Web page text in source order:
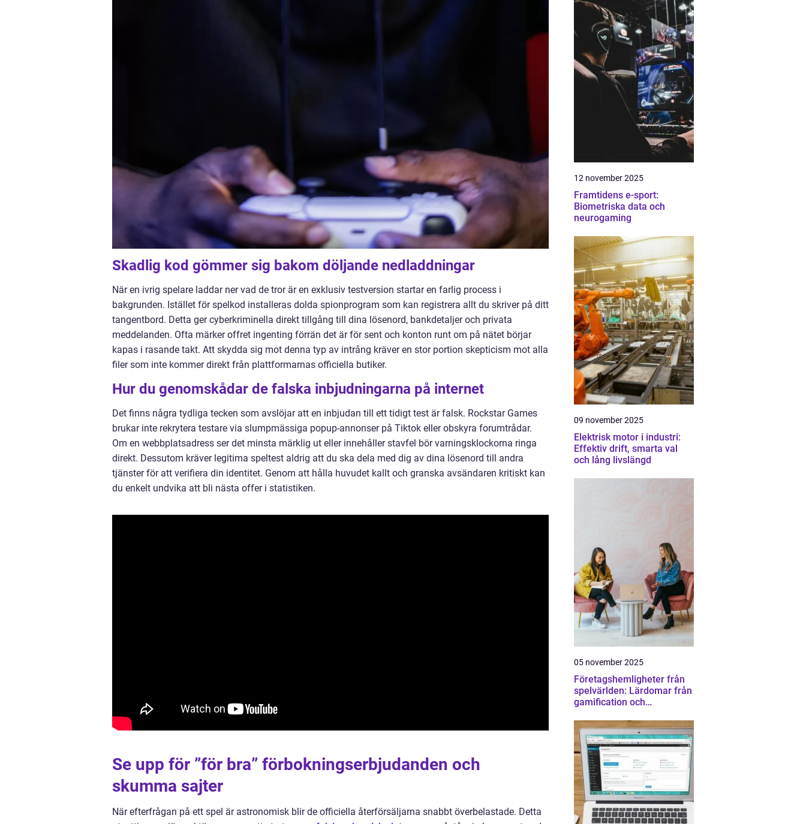
Skadlig kod gömmer sig bakom döljande nedladdningar
När en ivrig spelare laddar ner vad de tror är en exklusiv testversion startar en farlig process i
bakgrunden. Istället för spelkod installeras dolda spionprogram som kan registrera allt du skriver på ditt
tangentbord. Detta ger cyberkriminella direkt tillgång till dina lösenord, bankdetaljer och privata
meddelanden. Ofta märker offret ingenting förrän det är för sent och konton runt om på nätet börjar
kapas i rasande takt. Att skydda sig mot denna typ av intrång kräver en stor portion skepticism mot alla
filer som inte kommer direkt från plattformarnas officiella butiker.
Hur du genomskådar de falska inbjudningarna på internet
Det finns några tydliga tecken som avslöjar att en inbjudan till ett tidigt test är falsk. Rockstar Games
brukar inte rekrytera testare via slumpmässiga popup-annonser på Tiktok eller obskyra forumtrådar.
Om en webbplatsadress ser det minsta märklig ut eller innehåller stavfel bör varningsklockorna ringa
direkt. Dessutom kräver legitima speltest aldrig att du ska dela med dig av dina lösenord till andra
tjänster för att verifiera din identitet. Genom att hålla huvudet kallt och granska avsändaren kritiskt kan
du enkelt undvika att bli nästa offer i statistiken.
Se upp för ”för bra” förbokningserbjudanden och
skumma sajter
När efterfrågan på ett spel är astronomisk blir de officiella återförsäljarna snabbt överbelastade. Detta
12 november 2025
Framtidens e-sport:
Biometriska data och
neurogaming
09 november 2025
Elektrisk motor i industri:
Effektiv drift, smarta val
och lång livslängd
05 november 2025
Företagshemligheter från
spelvärlden: Lärdomar från
gamification och